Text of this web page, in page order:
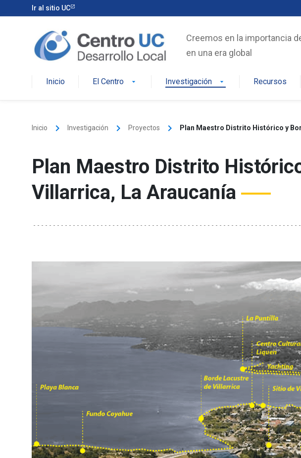
to
Ir al sitio UC
Creemos en la importancia
en una era global
Inicio El Centro arrow_drop_down Investigación arrow_drop_down Recursos
Inicio keyboard_arrow_right Investigación keyboard_arrow_right Proyectos keyboard_arrow_right Plan Maestro Distrito Histórico y
Plan Maestro Distrito
Villarrica, La Araucanía